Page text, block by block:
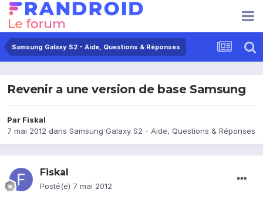
Samsung Galaxy S2 - Aide, Questions & Réponses
Revenir a une version de base Samsung
Par Fiskal
7 mai 2012 dans Samsung Galaxy S2 - Aide, Questions & Réponses
Fiskal
Posté(e) 7 mai 2012